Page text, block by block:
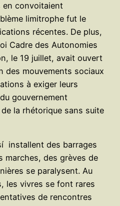
en convoitaient
limitrophe fut le
récentes. De plus,
Cadre des Autonomies
le 19 juillet, avait ouvert
mouvements sociaux
à exiger leurs
gouvernement
la rhétorique sans suite
installent des barrages
marches, des grèves de
se paralysent. Au
les vivres se font rares
de rencontres